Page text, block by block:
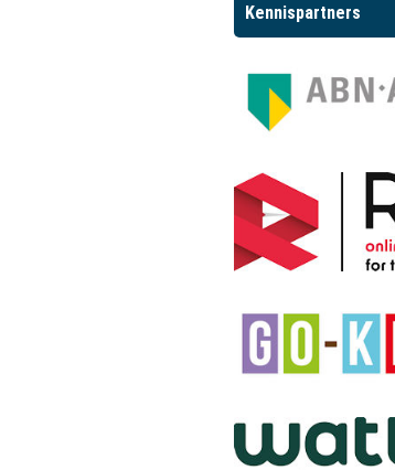
Kennispartners